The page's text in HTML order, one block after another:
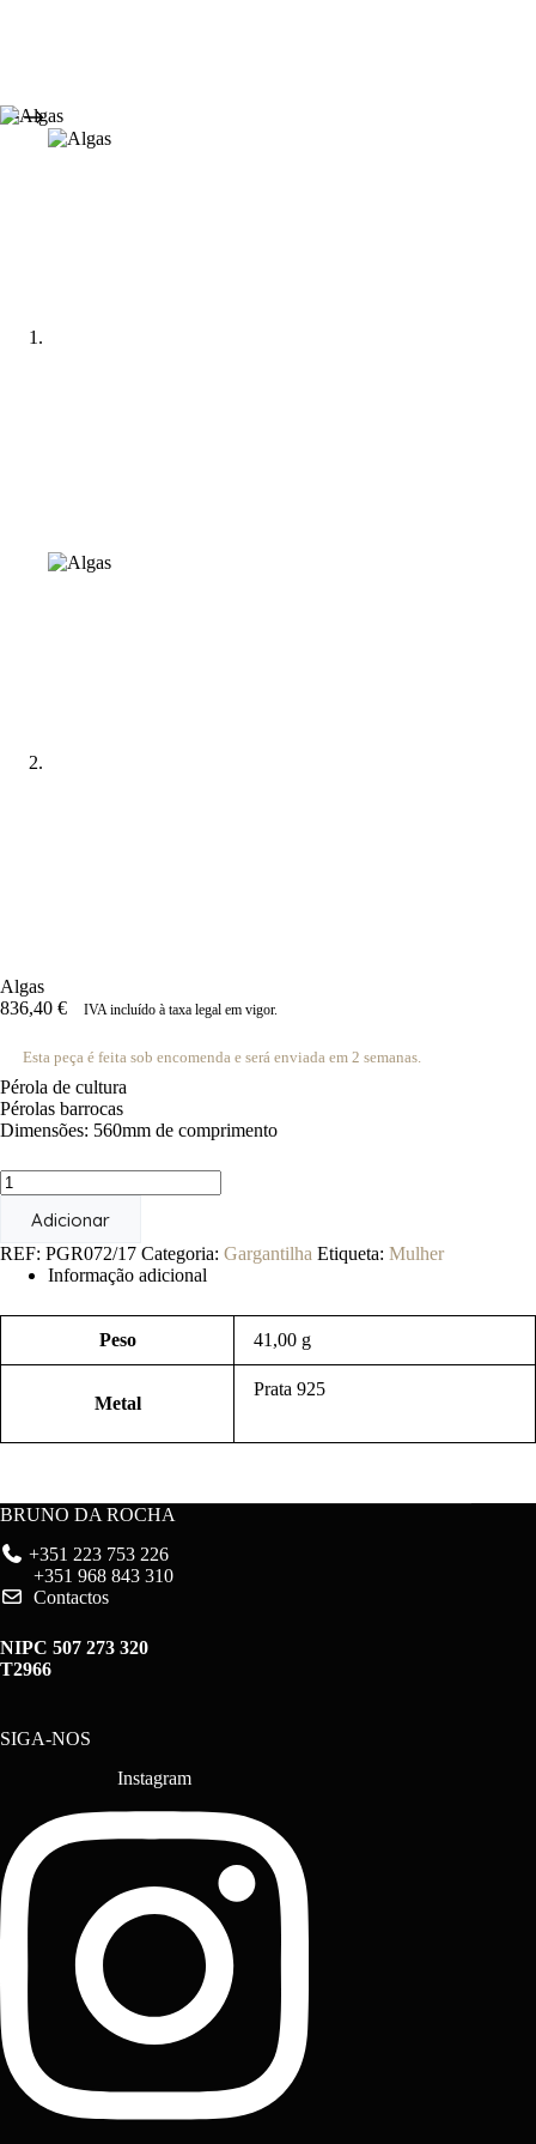
Algas
836,40 € IVA incluído à taxa legal em vigor.
Esta peça é feita sob encomenda e será enviada em 2 semanas.
Pérola de cultura
Pérolas barrocas
Dimensões: 560mm de comprimento
Quantidade
de
AlgasAdicionar
REF: PGR072/17 Categoria: Gargantilha Etiqueta: Mulher
Informação adicional
Peso 41,00 g
Metal
Prata 925
BRUNO DA ROCHA
+351 223 753 226
+351 968 843 310
Contactos
NIPC 507 273 320
T2966
SIGA-NOS
Instagram